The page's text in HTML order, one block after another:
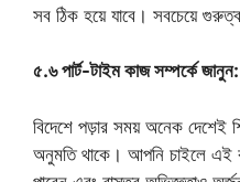
সব ঠিক হয়ে যাবে। সবচেয়ে
৫.৬ পার্ট-টাইম কাজ সম্পর্কে জানুন:
বিদেশে পড়ার সময় অনেক দেশেই
অনুমতি থাকে। আপনি চাইলে এই